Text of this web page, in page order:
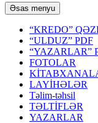
Axtar
Əsas menyu
keç
“KREDO”
“ULDUZ” PDF
“YAZARLAR”
FOTOLAR
LAYİHƏLƏR
Təlim-təhsil
TƏLTİFLƏR
YAZARLAR